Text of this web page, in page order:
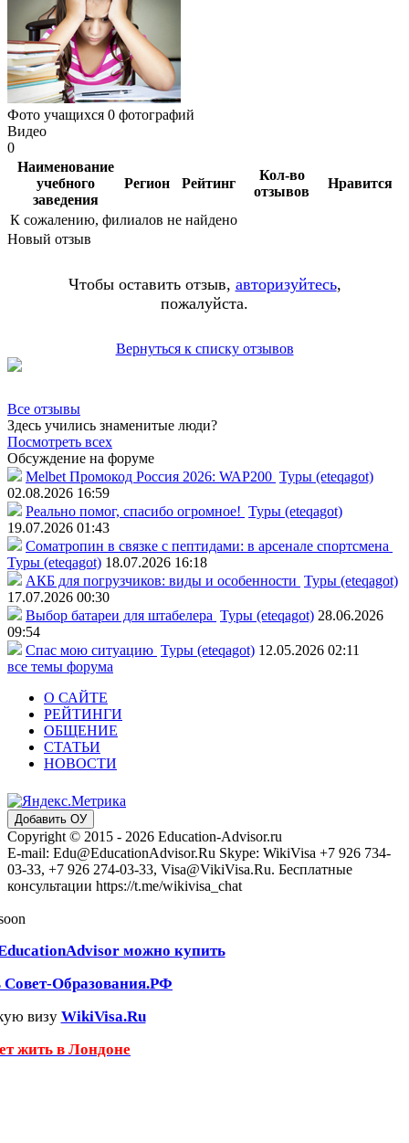
Фото учащихся 0 фотографий
Видео
0
Наименование
учебного
заведения
Регион Рейтинг
Кол-во
отзывов
Нравится
К сожалению, филиалов не найдено
Новый отзыв
Чтобы оставить отзыв, авторизуйтесь,
пожалуйста.
Вернуться к списку отзывов
Все отзывы
Здесь учились знаменитые люди?
Посмотреть всех
Обсуждение на форуме
Melbet Промокод Россия 2026: WAP200 Туры (eteqagot)
02.08.2026 16:59
Реально помог, спасибо огромное! Туры (eteqagot)
19.07.2026 01:43
Соматропин в связке с пептидами: в арсенале спортсмена
Туры (eteqagot) 18.07.2026 16:18
АКБ для погрузчиков: виды и особенности Туры (eteqagot)
17.07.2026 00:30
Выбор батареи для штабелера Туры (eteqagot) 28.06.2026
09:54
Спас мою ситуацию Туры (eteqagot) 12.05.2026 02:11
все темы форума
О САЙТЕ
РЕЙТИНГИ
ОБЩЕНИЕ
СТАТЬИ
НОВОСТИ
Добавить ОУ
Copyright © 2015 - 2026 Education-Advisor.ru
E-mail: Edu@EducationAdvisor.Ru Skype: WikiVisa +7 926 734-
03-33, +7 926 274-03-33, Visa@VikiVisa.Ru. Бесплатные
консультации https://t.me/wikivisa_chat
можно купить
Совет-Образования.РФ
визу WikiVisa.Ru
жить в Лондоне